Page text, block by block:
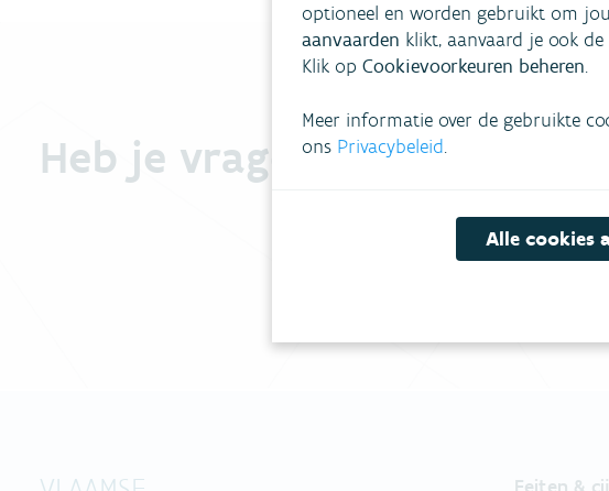
Heb je vragen?
optioneel en worden gebruikt om
aanvaarden klikt, aanvaard je ook
Klik op Cookievoorkeuren beheren.
Meer informatie over de gebruikte
ons Privacybeleid.
Alle cookies